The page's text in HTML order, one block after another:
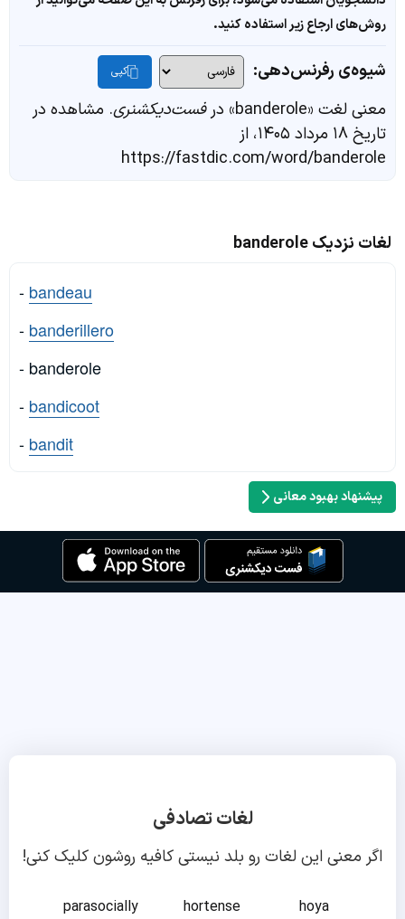
روش‌های ارجاع زیر استفاده کنید.
شیوه‌ی رفرنس‌دهی: کپی
معنی لغت «banderole» در فست‌دیکشنری. مشاهده در
تاریخ ۱۸ مرداد ۱۴۰۵، از
https://fastdic.com/word/banderole
لغات نزدیک banderole
- bandeau
- banderillero
- banderole
- bandicoot
- bandit
پیشنهاد بهبود معانی
لغات تصادفی
اگر معنی این لغات رو بلد نیستی کافیه روشون کلیک کنی!
parasocially hortense
hoya